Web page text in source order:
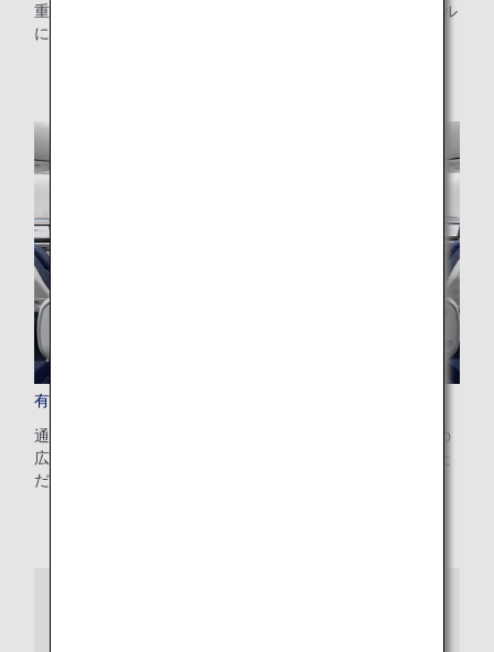
重量制限やご旅行先によって異なりますが、100～200米ドル
にてご利用いただけます。
有料事前座席指定
通路側・窓側のお好みの席、乗り降りに便利な前方や足元の
広い人気席を、料金をお支払いただくことで事前に指定いた
だくことができます。